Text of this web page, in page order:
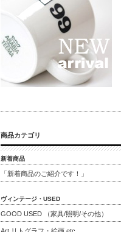
商品カテゴリ
新着商品
「新着商品のご紹介です！」
ヴィンテージ・USED
GOOD USED （家具/照明/その他）